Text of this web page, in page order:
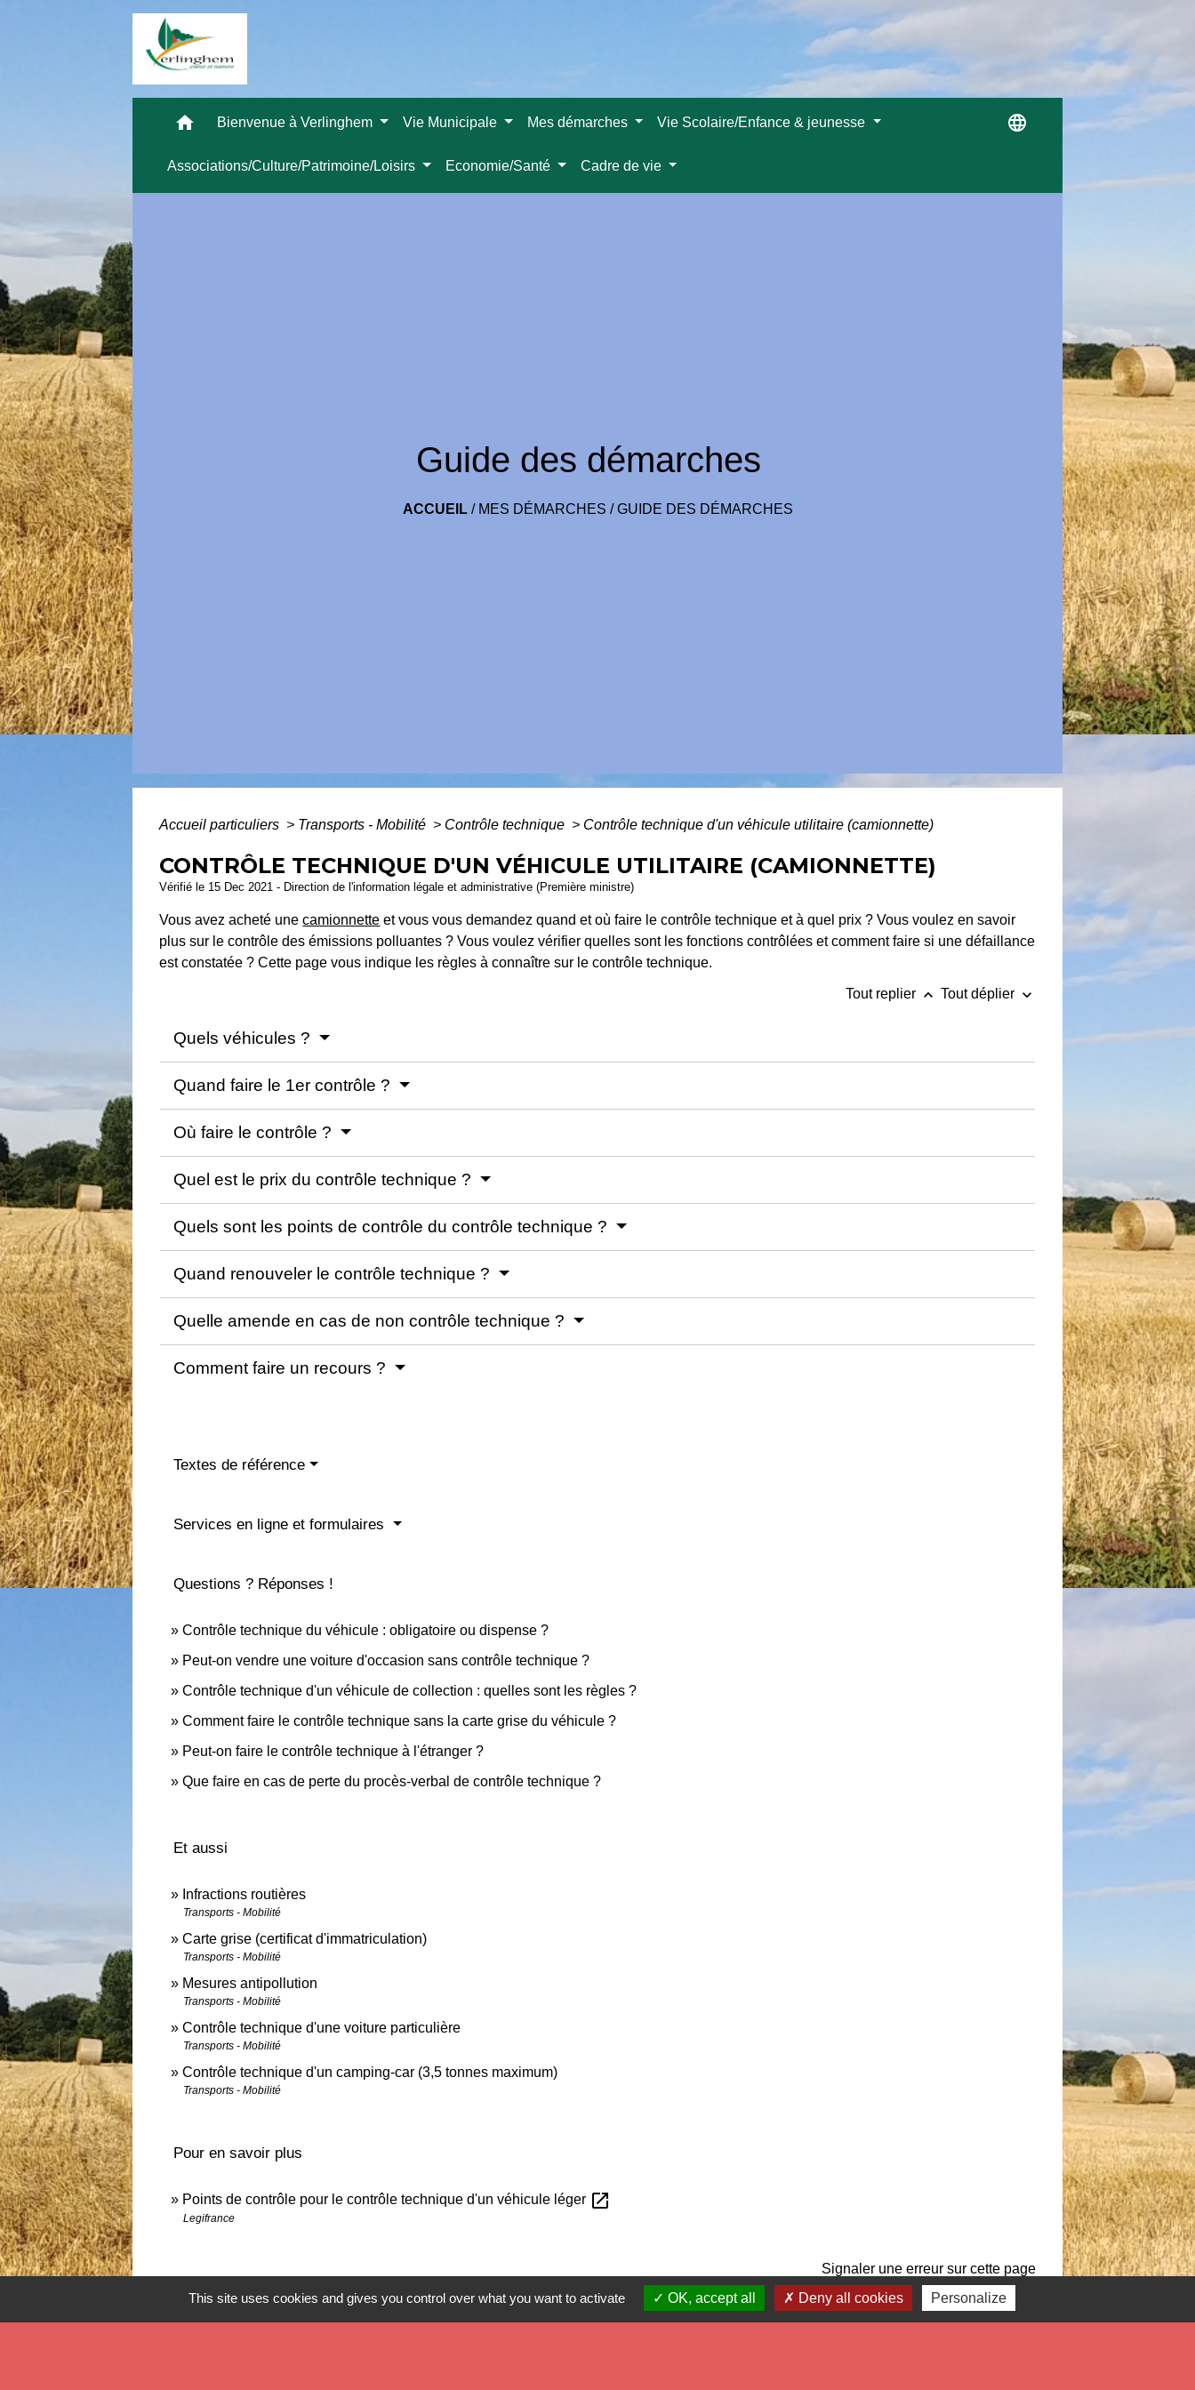
home Bienvenue à Verlinghem Vie Municipale Mes démarches Vie Scolaire/Enfance & jeunesse
Associations/Culture/Patrimoine/Loisirs Economie/Santé Cadre de vie
language
Guide des démarches
ACCUEIL/ MES DÉMARCHES /GUIDE DES DÉMARCHES
Accueil particuliers > Transports - Mobilité > Contrôle technique > Contrôle technique d'un véhicule utilitaire (camionnette)
CONTRÔLE TECHNIQUE D'UN VÉHICULE UTILITAIRE (CAMIONNETTE)
Vérifié le 15 Dec 2021 - Direction de l'information légale et administrative (Première ministre)
Vous avez acheté unecamionnette et vous vous demandez quand et où faire le contrôle technique et à quel prix ? Vous voulez en savoir
plus sur le contrôle des émissions polluantes ? Vous voulez vérifier quelles sont les fonctions contrôlées et comment faire si une défaillance
est constatée ? Cette page vous indique les règles à connaître sur le contrôle technique.
Tout replier keyboard_arrow_up Tout déplier keyboard_arrow_down
Quels véhicules ?
Quand faire le 1er contrôle ?
Où faire le contrôle ?
Quel est le prix du contrôle technique ?
Quels sont les points de contrôle du contrôle technique ?
Quand renouveler le contrôle technique ?
Quelle amende en cas de non contrôle technique ?
Comment faire un recours ?
Textes de référence
Services en ligne et formulaires
Questions ? Réponses !
Contrôle technique du véhicule : obligatoire ou dispense ?
Peut-on vendre une voiture d'occasion sans contrôle technique ?
Contrôle technique d'un véhicule de collection : quelles sont les règles ?
Comment faire le contrôle technique sans la carte grise du véhicule ?
Peut-on faire le contrôle technique à l'étranger ?
Que faire en cas de perte du procès-verbal de contrôle technique ?
Et aussi
Infractions routières
Transports - Mobilité
Carte grise (certificat d'immatriculation)
Transports - Mobilité
Mesures antipollution
Transports - Mobilité
Contrôle technique d'une voiture particulière
Transports - Mobilité
Contrôle technique d'un camping-car (3,5 tonnes maximum)
Transports - Mobilité
Pour en savoir plus
Points de contrôle pour le contrôle technique d'un véhicule léger open_in_new
Legifrance
Signaler une erreur sur cette page
This site uses cookies and gives you control over what you want to activate OK, accept all Deny all cookies Personalize